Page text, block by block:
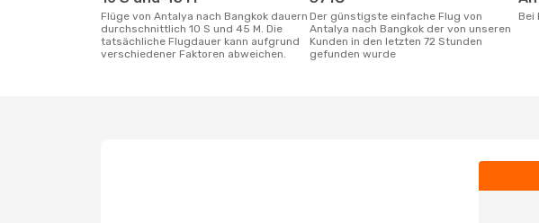
Flüge von Antalya nach Bangkok dauern
durchschnittlich 10 S und 45 M. Die
tatsächliche Flugdauer kann aufgrund
verschiedener Faktoren abweichen.
Der günstigste einfache Flug von
Antalya nach Bangkok der von unseren
Kunden in den letzten 72 Stunden
gefunden wurde